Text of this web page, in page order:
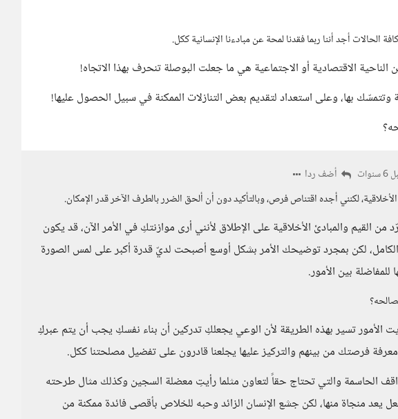
أجد أننا ربما فقدنا لمحة عن مبادءنا الإنسانية ككل.
الاقتصادية أو الاجتماعية هي ما جعلت البوصلة تنحرف بهذا الاتجاه!
بها، وعلى استعداد لتقديم بعض التنازلات الممكنة في سبيل الحصول عليها!
أضف ردا
لكنني أجده اقتناص فرص، وبالتأكيد دون أن ألحق الضرر بالطرف الآخر قدر الإمكان.
القيم والمبادئ الأخلاقية على الإطلاق لأنني أرى موازنتكِ في الأمر الآن، قد يكون
لكن بمجرد توضيحك الأمر بشكل أوسع أصبحت لديّ قدرة أكبر على لمس الصورة
بين الأمور.
الأمور تسير بهذه الطريقة لأن الوعي يجعلكِ تدركين أن بناء نفسكِ يجب أن يتم عبركِ
فرصتك من بينهم والتركيز عليها يجلعنا قادرون على تفضيل مصلحتنا ككل.
الحاسمة والتي تحتاج حقاً لتعاون مثلما رأيتِ معضلة السجين وكذلك مثال طرحته
يعد منجاة منها، لكن جشع الإنسان الزائد وحبه للخلاص بأقصى فائدة ممكنة من